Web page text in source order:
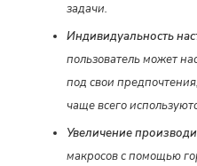
задачи.
Индивидуальность
пользователь может
под свои
чаще всего
Увеличение
макросов с помощью